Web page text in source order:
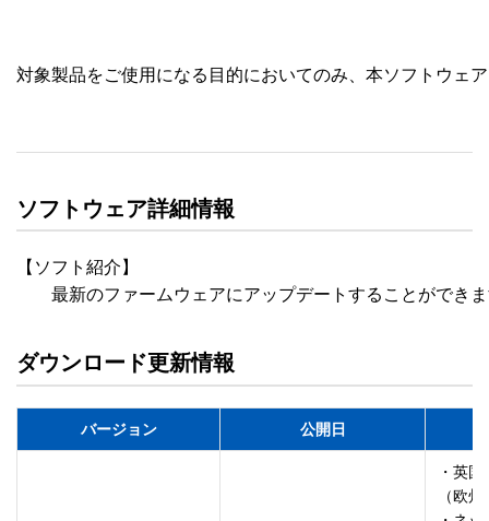
対象製品をご使用になる目的においてのみ、本ソフトウェ
ソフトウェア詳細情報
【ソフト紹介】
最新のファームウェアにアップデートすることができ
ダウンロード更新情報
バージョン 公開日
・英
（欧